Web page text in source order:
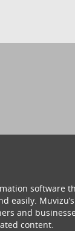
software
easily.
and
content.